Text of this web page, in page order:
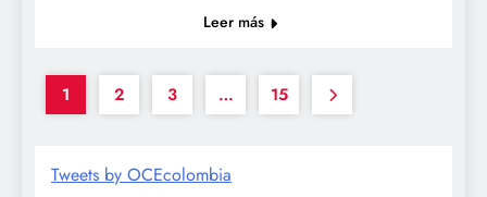
Leer más
1 2 3 … 15
Tweets by OCEcolombia